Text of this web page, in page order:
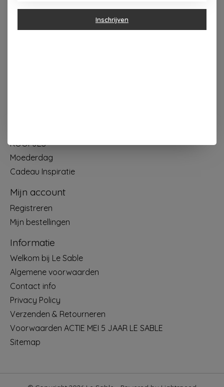
Categorieën
KOOPJES
Moederdag
Cadeau Inspiratie
Mijn account
Registreren
Mijn bestellingen
Informatie
Welkom bij Le Sable
Algemene voorwaarden
Contact info
Privacy Policy
Verzenden & Retourneren
Voorwaarden ACTIE MEI 5 JAAR LE SABLE
Sitemap
Inschrijven